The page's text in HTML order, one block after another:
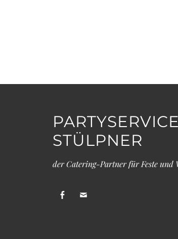
PARTYSERVICE
STÜLPNER
der Catering-Partner für Feste und